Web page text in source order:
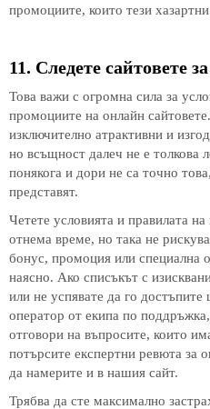
промоциите, които тези
11. Следете сайтовете
Това важи с огромна сила за
промоциите на онлайн
изключително атрактивни и
но всъщност далеч не е толкова
понякога и дори не са точно
представят.
Четете условията и правилата
отнема време, но така не
бонус, промоция или специална
наясно. Ако списъкът с
или не успявате да го
оператор от екипа по
отговори на въпросите, които
потърсите експертни ревюта за
да намерите и в нашия сайт.
Трябва да сте максимално